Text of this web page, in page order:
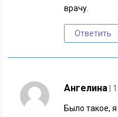
врачу.
Ответить
Ангелина |
Было такое,